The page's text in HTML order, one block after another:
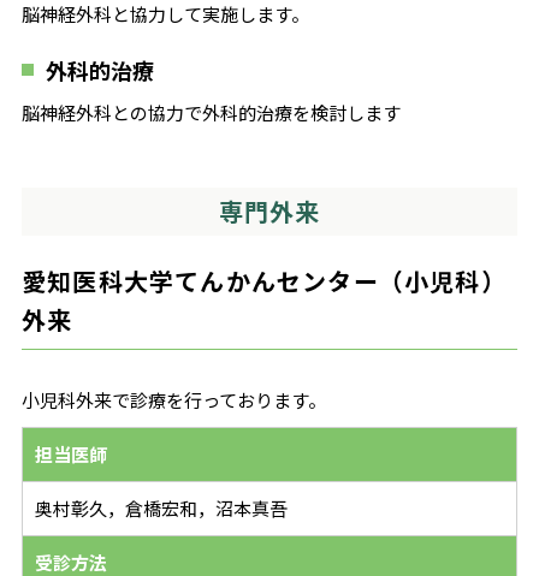
脳神経外科と協力して実施します。
外科的治療
脳神経外科との協力で外科的治療を検討します
専門外来
愛知医科大学てんかんセンター（小児科）
外来
小児科外来で診療を行っております。
担当医師
奥村彰久，倉橋宏和，沼本真吾
受診方法